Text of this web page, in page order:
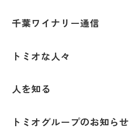
千葉ワイナリー通信
トミオな人々
人を知る
トミオグループのお知らせ
vol.140 香りの時間